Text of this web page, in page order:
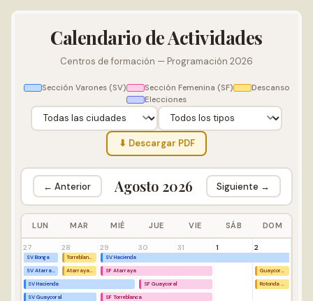
Calendario de Actividades
Centros de formación — Programación 2026
Sección Varones (SV) Sección Femenina (SF)
Descanso
Elecciones
⬇ Descargar PDF
← Anterior Agosto 2026 Siguiente →
LUN MAR MIÉ JUE VIE SÁB DOM
27 28 29 30 31 1 2
SV Bonga
SV Atarraya
SV Hacienda
SV Guaycoral
SV Hacienda
SF Atarraya
SF Torreblanca
SF Guaycoral
Guaycoral Descanso